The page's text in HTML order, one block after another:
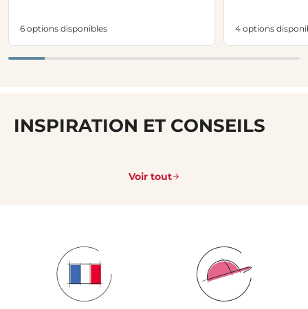
6 options disponibles 4 options
INSPIRATION ET CONSEILS
Voir tout